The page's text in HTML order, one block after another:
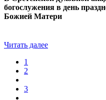
богослужения в день
Божией Матери
Читать далее
1
2
3